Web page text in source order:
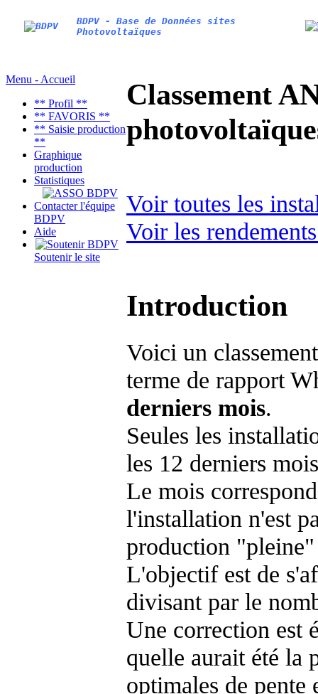
BDPV - Base de Données sites
Photovoltaïques
Menu - Accueil
** Profil **
** FAVORIS **
** Saisie production
**
Graphique
production
Statistiques
Contacter l'équipe
BDPV
Aide
Soutenir le site
Classement
Voir toutes les
Voir les
Introduction
Voici un
terme de rapport
derniers mois.
Seules les
les 12 derniers
Le mois
l'installation n'est
production "pleine"
L'objectif est de
divisant par le
Une correction est
quelle aurait été la
optimales de